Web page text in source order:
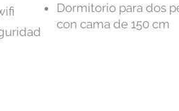
Dormitorio para dos
con cama de 150 cm